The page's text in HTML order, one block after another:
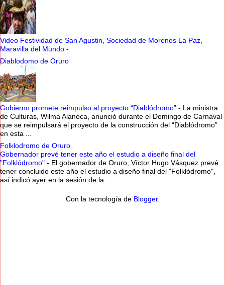
Video Festividad de San Agustin, Sociedad de Morenos La Paz,
Maravilla del Mundo -
Diablodomo de Oruro
Gobierno promete reimpulso al proyecto “Diablódromo” - La ministra
de Culturas, Wilma Alanoca, anunció durante el Domingo de Carnaval
que se reimpulsará el proyecto de la construcción del “Diablódromo”
en esta ...
Folklodromo de Oruro
Gobernador prevé tener este año el estudio a diseño final del
"Folklódromo" - El gobernador de Oruro, Víctor Hugo Vásquez prevé
tener concluido este año el estudio a diseño final del "Folklódromo",
así indicó ayer en la sesión de la ...
Con la tecnología de Blogger.